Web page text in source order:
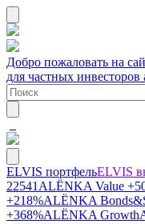
Добро пожаловать на
для частных инвесторов
ELVIS портфельELVIS
22541 ALЁNKA Value
+218%ALЁNKA
+368%ALЁNKA Growth